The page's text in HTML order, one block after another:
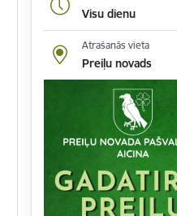
Visu dienu
Atrašanās vieta
Preiļu novads